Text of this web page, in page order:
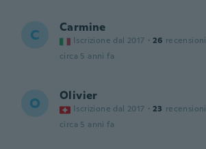
C Carmine
Iscrizione dal 2017 · 26 recensioni
circa 5 anni fa
O Olivier
Iscrizione dal 2017 · 23 recensioni
circa 5 anni fa